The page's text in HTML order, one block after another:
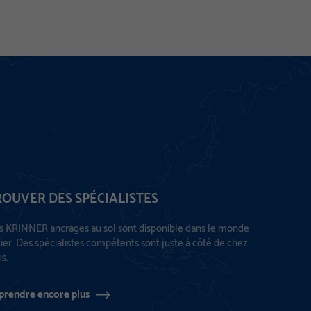
DES SPÉCIALISTES
KRINNER ancrages au sol sont disponible dans le monde
Des spécialistes compétents sont juste à côté de chez
encore plus